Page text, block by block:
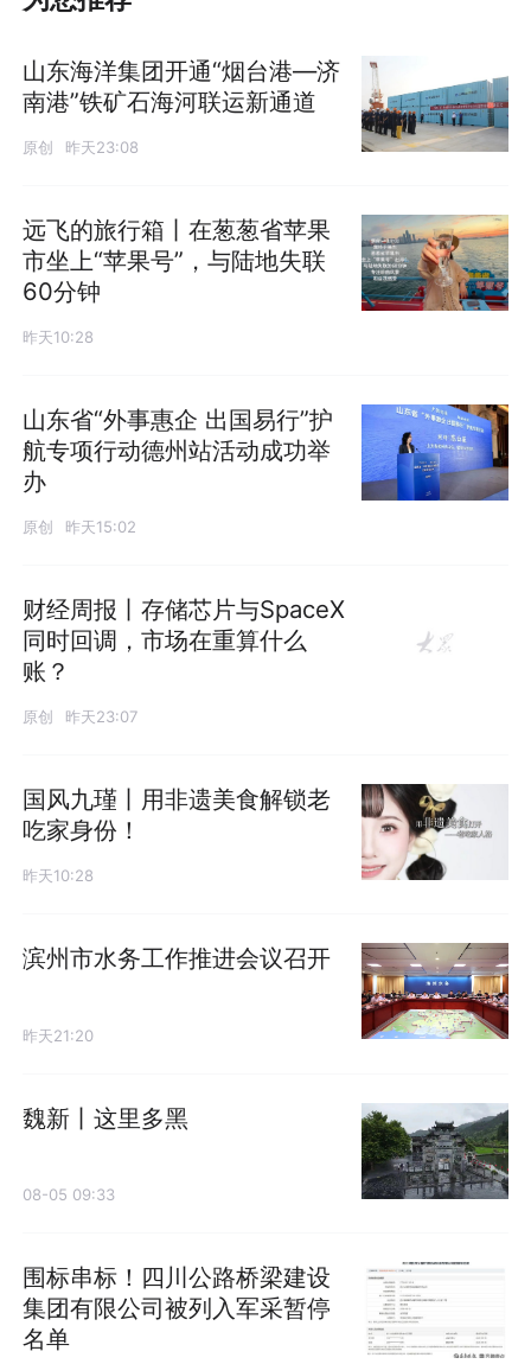
山东海洋集团开通“烟台港—济
南港”铁矿石海河联运新通道
原创 昨天23:08
远飞的旅行箱丨在葱葱省苹果
市坐上“苹果号”，与陆地失联
60分钟
昨天10:28
山东省“外事惠企 出国易行”护
航专项行动德州站活动成功举
办
原创 昨天15:02
财经周报丨存储芯片与SpaceX
同时回调，市场在重算什么
账？
原创 昨天23:07
国风九瑾丨用非遗美食解锁老
吃家身份！
昨天10:28
滨州市水务工作推进会议召开
昨天21:20
魏新丨这里多黑
08-05 09:33
围标串标！四川公路桥梁建设
集团有限公司被列入军采暂停
名单